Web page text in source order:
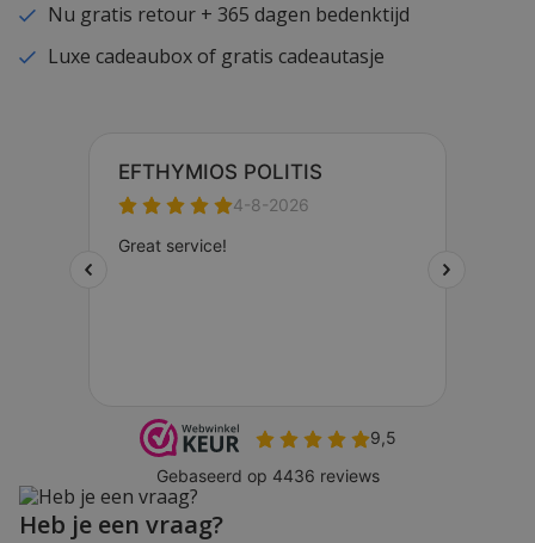
Nu gratis retour + 365 dagen bedenktijd
Luxe cadeaubox of gratis cadeautasje
Heb je een vraag?